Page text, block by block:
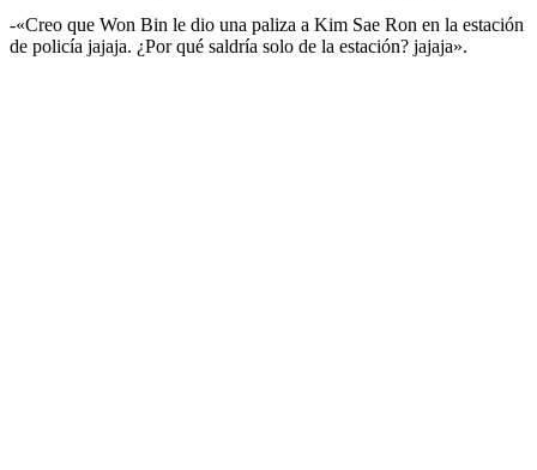
-«Creo que Won Bin le dio una paliza a Kim Sae Ron en la estación
de policía jajaja. ¿Por qué saldría solo de la estación? jajaja».